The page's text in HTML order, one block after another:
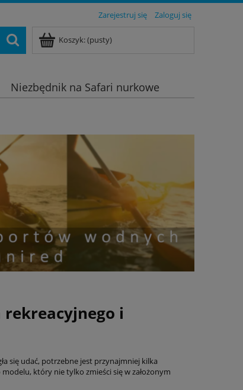
Zarejestruj się Zaloguj się
Koszyk:(pusty)
Niezbędnik na Safari nurkowe
i
się udać, potrzebne jest przynajmniej kilka
który nie tylko zmieści się w założonym